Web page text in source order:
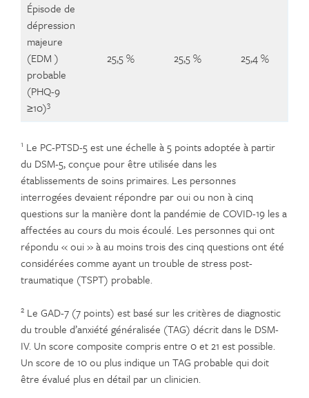
Épisode de
dépression
majeure
(EDM )
probable
(PHQ-9
≥10)3
25,5 % 25,5 % 25,4 %
1 Le PC-PTSD-5 est une échelle à 5 points adoptée à partir
du DSM-5, conçue pour être utilisée dans les
établissements de soins primaires. Les personnes
interrogées devaient répondre par oui ou non à cinq
questions sur la manière dont la pandémie de COVID-19 les a
affectées au cours du mois écoulé. Les personnes qui ont
répondu « oui » à au moins trois des cinq questions ont été
considérées comme ayant un trouble de stress post-
traumatique (TSPT) probable.
2 Le GAD-7 (7 points) est basé sur les critères de diagnostic
du trouble d’anxiété généralisée (TAG) décrit dans le DSM-
IV. Un score composite compris entre 0 et 21 est possible.
Un score de 10 ou plus indique un TAG probable qui doit
être évalué plus en détail par un clinicien.